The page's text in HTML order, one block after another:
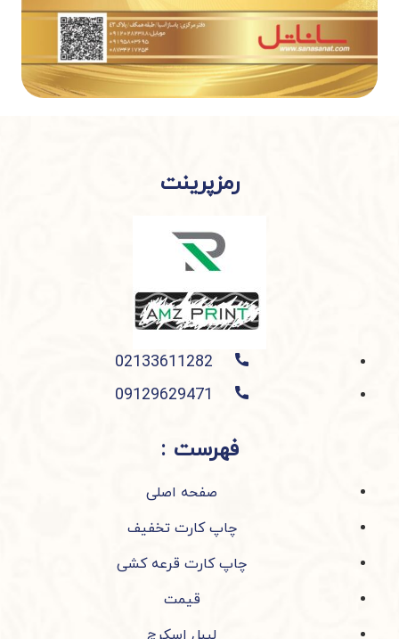
رمزپرینت
02133611282
09129629471
فهرست :
صفحه اصلی
چاپ کارت تخفیف
چاپ کارت قرعه کشی
قیمت